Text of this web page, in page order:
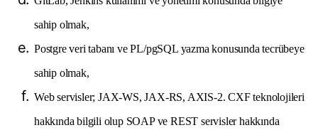
sahip olmak,
Postgre veri tabanı ve PL/pgSQL yazma konusunda tecrübeye
sahip olmak,
Web servisler; JAX-WS, JAX-RS, AXIS-2. CXF teknolojileri
hakkında bilgili olup SOAP ve REST servisler hakkında